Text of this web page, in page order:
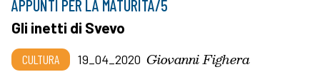
APPUNTI PER LA MATURITÀ/5
Gli inetti di Svevo
CULTURA 19_04_2020 Giovanni Fighera